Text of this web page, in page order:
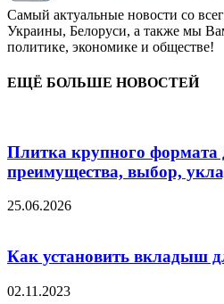
Самый актуальные новости со
Украины, Белоруси, а также мы
политике, экономике и обществе!
ЕЩЁ БОЛЬШЕ НОВОСТЕЙ
Плитка крупного формата
преимущества, выбор,
25.06.2026
Как установить вкладыш
02.11.2023